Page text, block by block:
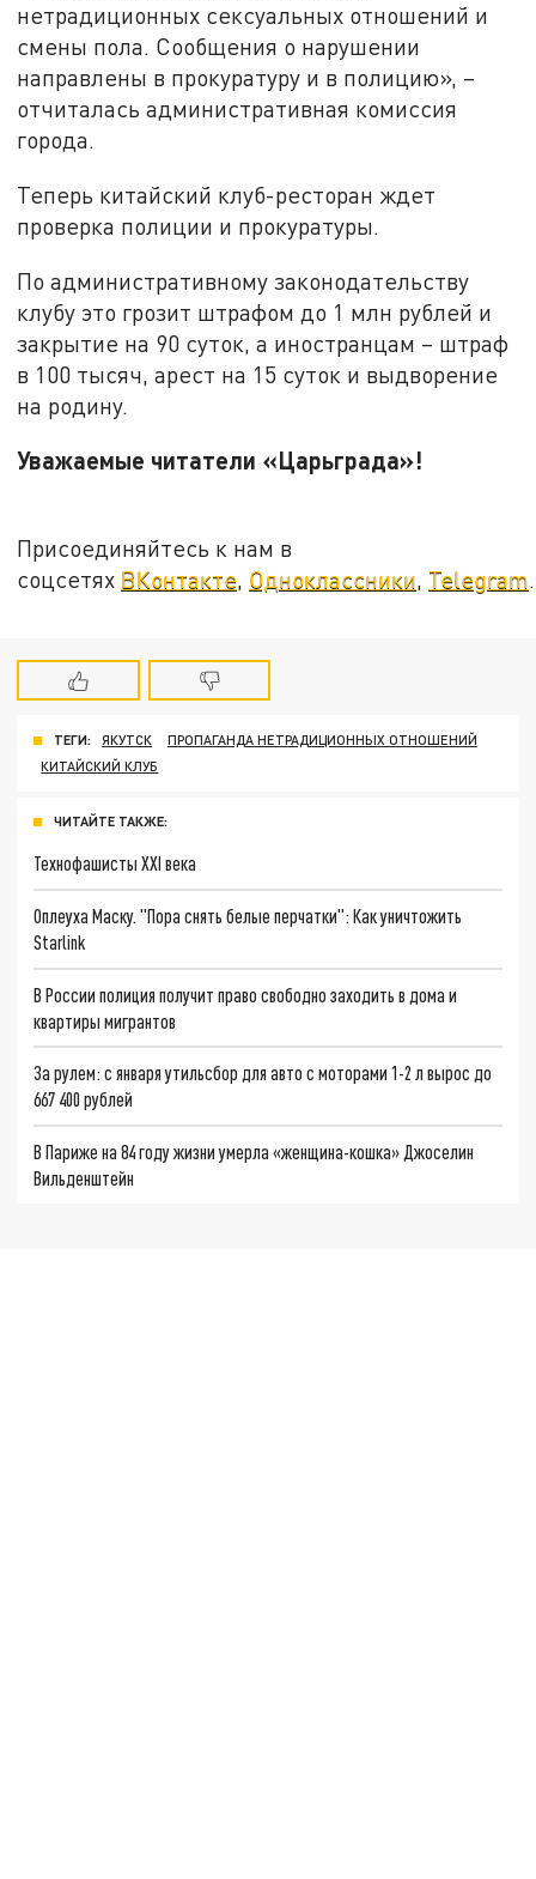
нетрадиционных сексуальных отношений и
смены пола. Сообщения о нарушении
направлены в прокуратуру и в полицию», –
отчиталась административная комиссия
города.
Теперь китайский клуб-ресторан ждет
проверка полиции и прокуратуры.
По административному законодательству
клубу это грозит штрафом до 1 млн рублей и
закрытие на 90 суток, а иностранцам – штраф
в 100 тысяч, арест на 15 суток и выдворение
на родину.
Уважаемые читатели «Царьграда»!
Присоединяйтесь к нам в
соцсетях ВКонтакте, Одноклассники, Telegram.
ТЕГИ: ЯКУТСК
ПРОПАГАНДА НЕТРАДИЦИОННЫХ ОТНОШЕНИЙ
КИТАЙСКИЙ КЛУБ
ЧИТАЙТЕ ТАКЖЕ:
Технофашисты XXI века
Оплеуха Маску. "Пора снять белые перчатки": Как уничтожить
Starlink
В России полиция получит право свободно заходить в дома и
квартиры мигрантов
За рулем: с января утильсбор для авто с моторами 1-2 л вырос до
667 400 рублей
В Париже на 84 году жизни умерла «женщина-кошка» Джоселин
Вильденштейн